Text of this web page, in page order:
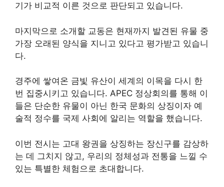
기가 비교적 이른 것으로 판단되고 있습니다.
마지막으로 소개할 교동은 현재까지 발견된 유물 중
가장 오래된 양식을 지니고 있다고 평가받고 있습니
다.
경주에 쌓여온 금빛 유산이 세계의 이목을 다시 한
번 집중시키고 있습니다. APEC 정상회의를 통해 이
들은 단순한 유물이 아닌 한국 문화의 상징이자 예
술적 정수를 국제 사회에 알리는 역할을 했습니다.
이번 전시는 고대 왕권을 상징하는 장신구를 감상하
는 데 그치지 않고, 우리의 정체성과 전통을 느낄 수
있는 특별한 체험으로 초대합니다.